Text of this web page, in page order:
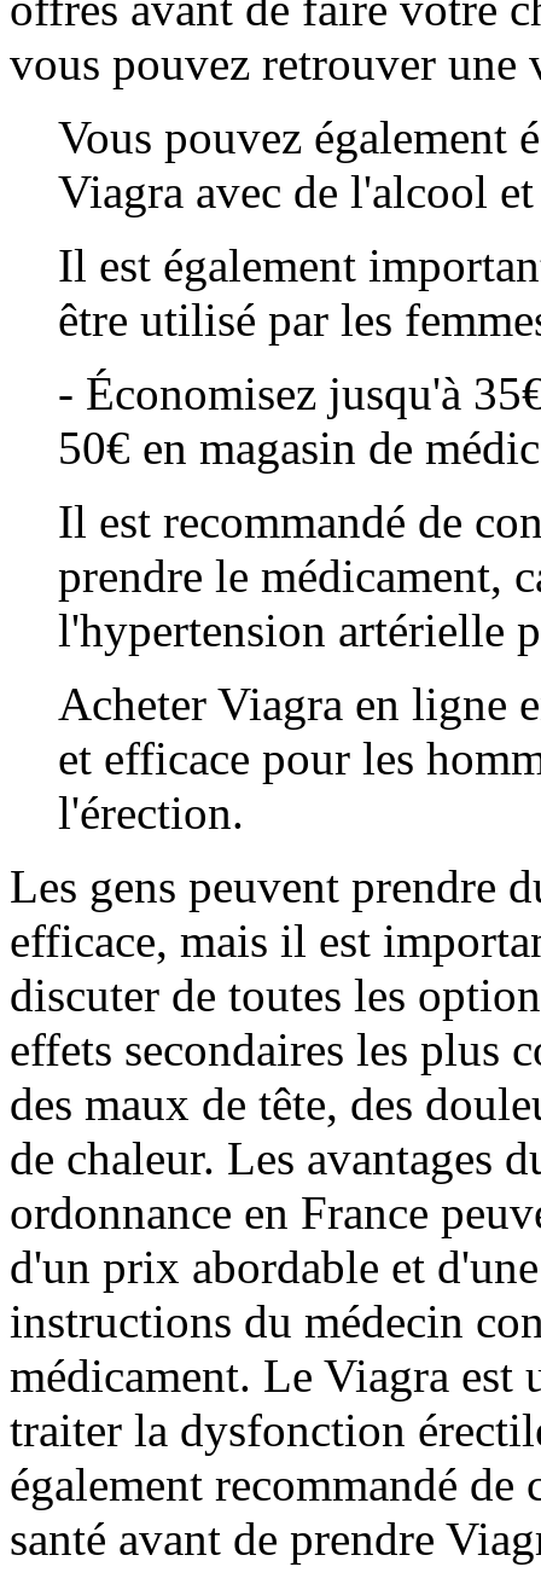
vous pouvez retrouver une
Vous pouvez également
Viagra avec de l'alcool
Il est également
être utilisé par les
- Économisez jusqu'à
50€ en magasin de
Il est recommandé de
prendre le médicament,
l'hypertension artérielle
Acheter Viagra en ligne
et efficace pour les
l'érection.
Les gens peuvent prendre
efficace, mais il est
discuter de toutes les
effets secondaires les plus
des maux de tête, des
de chaleur. Les avantages
ordonnance en France
d'un prix abordable et
instructions du médecin
médicament. Le Viagra est
traiter la dysfonction
également recommandé
santé avant de prendre